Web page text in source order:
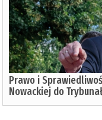
Prawo i
Nowackiej do